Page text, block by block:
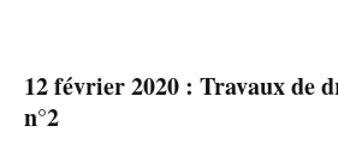
12 février 2020 : Travaux de
n°2